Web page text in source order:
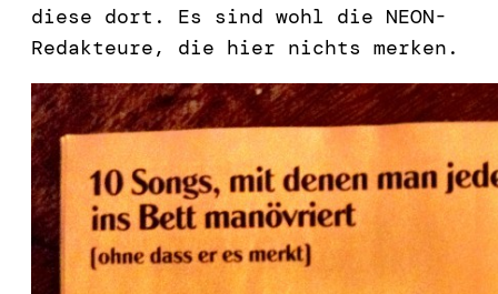
diese dort. Es sind wohl die NEON-
Redakteure, die hier nichts merken.